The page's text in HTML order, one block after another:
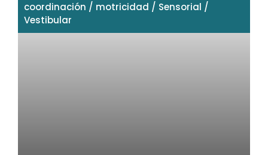
coordinación / motricidad / Sensorial /
Vestibular